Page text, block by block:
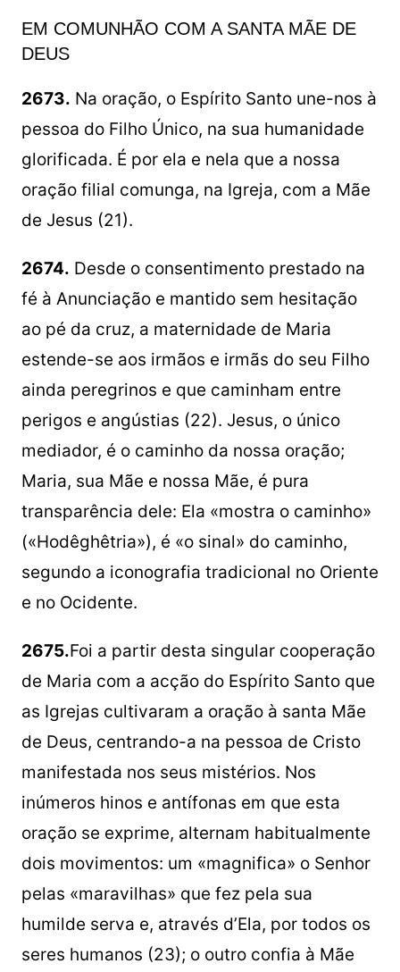
EM COMUNHÃO COM A SANTA MÃE DE
DEUS
2673. Na oração, o Espírito Santo une-nos à
pessoa do Filho Único, na sua humanidade
glorificada. É por ela e nela que a nossa
oração filial comunga, na Igreja, com a Mãe
de Jesus (21).
2674. Desde o consentimento prestado na
fé à Anunciação e mantido sem hesitação
ao pé da cruz, a maternidade de Maria
estende-se aos irmãos e irmãs do seu Filho
ainda peregrinos e que caminham entre
perigos e angústias (22). Jesus, o único
mediador, é o caminho da nossa oração;
Maria, sua Mãe e nossa Mãe, é pura
transparência dele: Ela «mostra o caminho»
(«Hodêghêtria»), é «o sinal» do caminho,
segundo a iconografia tradicional no Oriente
e no Ocidente.
2675.Foi a partir desta singular cooperação
de Maria com a acção do Espírito Santo que
as Igrejas cultivaram a oração à santa Mãe
de Deus, centrando-a na pessoa de Cristo
manifestada nos seus mistérios. Nos
inúmeros hinos e antífonas em que esta
oração se exprime, alternam habitualmente
dois movimentos: um «magnifica» o Senhor
pelas «maravilhas» que fez pela sua
humilde serva e, através d’Ela, por todos os
seres humanos (23); o outro confia à Mãe